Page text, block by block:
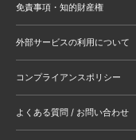
免責事項・知的財産権
外部サービスの利用について
コンプライアンスポリシー
よくある質問 / お問い合わせ